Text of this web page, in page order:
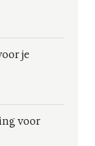
je
voor